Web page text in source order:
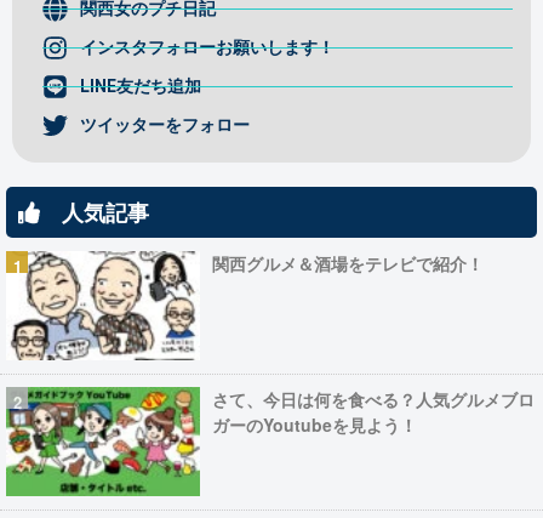
関西女のプチ日記
インスタフォローお願いします！
LINE友だち追加
ツイッターをフォロー
人気記事
関西グルメ＆酒場をテレビで紹介！
さて、今日は何を食べる？人気グルメブロ
ガーのYoutubeを見よう！